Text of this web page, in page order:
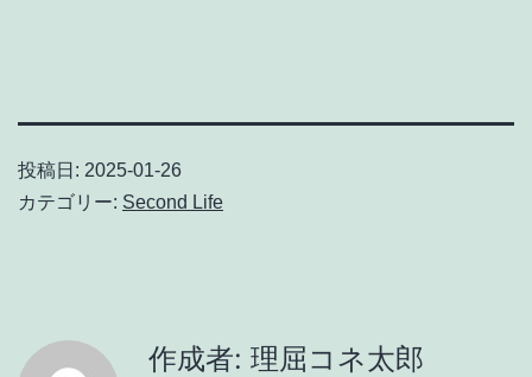
投稿日: 2025-01-26
カテゴリー: Second Life
作成者: 理屈コネ太郎